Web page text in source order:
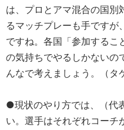
は、プロとアマ混合の国別
るマッチプレーも手ですが
ですね。各国「参加するこ
の気持ちでやるしかない
んなで考えましょう。（タ
●現状のやり方では、（代
い。選手はそれぞれコーチ